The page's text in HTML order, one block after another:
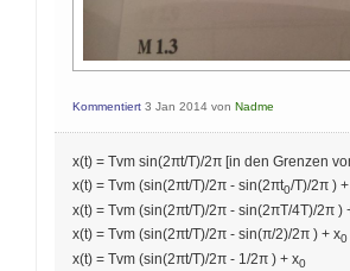
Kommentiert 3 Jan 2014 von Nadme
x(t) = Tvm sin(2πt/T)/2π [in den Grenzen
x(t) = Tvm (sin(2πt/T)/2π - sin(2πt0/T)/2π )
x(t) = Tvm (sin(2πt/T)/2π - sin(2πT/4T)/2π )
x(t) = Tvm (sin(2πt/T)/2π - sin(π/2)/2π ) + x0
x(t) = Tvm (sin(2πt/T)/2π - 1/2π ) + x0